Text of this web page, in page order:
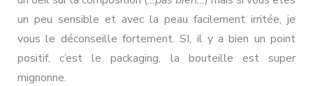
un peu sensible et avec la peau facilement irritée, je
vous le déconseille fortement. SI, il y a bien un point
positif, c’est le packaging, la bouteille est super
mignonne.